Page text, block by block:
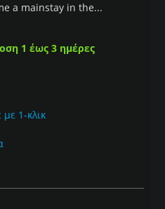
a mainstay in the...
1 έως 3 ημέρες
1-κλικ